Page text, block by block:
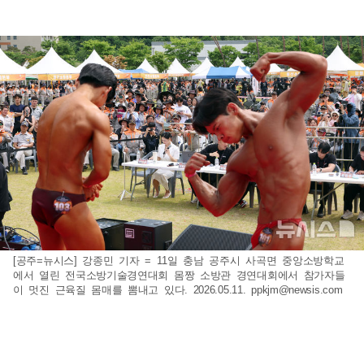
[공주=뉴시스] 강종민 기자 = 11일 충남 공주시 사곡면 중앙소방학교
에서 열린 전국소방기술경연대회 몸짱 소방관 경연대회에서 참가자들
이 멋진 근육질 몸매를 뽐내고 있다. 2026.05.11.ppkjm@newsis.com